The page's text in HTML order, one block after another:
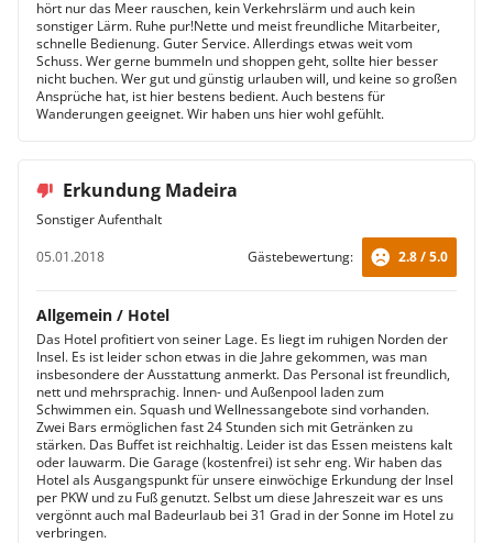
hört nur das Meer rauschen, kein Verkehrslärm und auch kein
sonstiger Lärm. Ruhe pur!Nette und meist freundliche Mitarbeiter,
schnelle Bedienung. Guter Service. Allerdings etwas weit vom
Schuss. Wer gerne bummeln und shoppen geht, sollte hier besser
nicht buchen. Wer gut und günstig urlauben will, und keine so großen
Ansprüche hat, ist hier bestens bedient. Auch bestens für
Wanderungen geeignet. Wir haben uns hier wohl gefühlt.
Erkundung Madeira
Sonstiger Aufenthalt
05.01.2018
Gästebewertung: 2.8 / 5.0
Allgemein / Hotel
Das Hotel profitiert von seiner Lage. Es liegt im ruhigen Norden der
Insel. Es ist leider schon etwas in die Jahre gekommen, was man
insbesondere der Ausstattung anmerkt. Das Personal ist freundlich,
nett und mehrsprachig. Innen- und Außenpool laden zum
Schwimmen ein. Squash und Wellnessangebote sind vorhanden.
Zwei Bars ermöglichen fast 24 Stunden sich mit Getränken zu
stärken. Das Buffet ist reichhaltig. Leider ist das Essen meistens kalt
oder lauwarm. Die Garage (kostenfrei) ist sehr eng. Wir haben das
Hotel als Ausgangspunkt für unsere einwöchige Erkundung der Insel
per PKW und zu Fuß genutzt. Selbst um diese Jahreszeit war es uns
vergönnt auch mal Badeurlaub bei 31 Grad in der Sonne im Hotel zu
verbringen.